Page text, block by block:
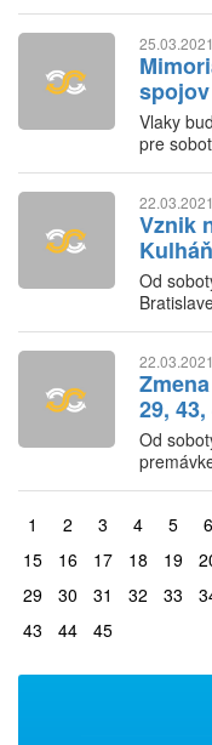
25.03.2021
Vlaky
pre
22.03.2021
Vznik
Kulháň
Od
22.03.2021
29, 43,
Od
1
2 3 4 5 6
15
16 17 18 19
29
30 31 32 33
43
44 45